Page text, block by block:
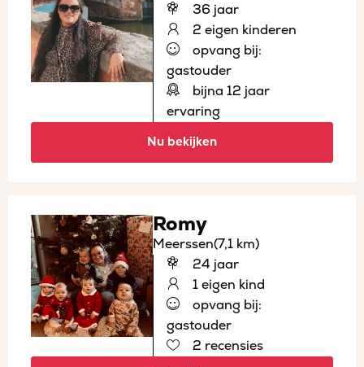
36 jaar
2 eigen kinderen
opvang bij:
gastouder
bijna 12 jaar
ervaring
Nu bekijken
Romy
Meerssen(7,1 km)
24 jaar
1 eigen kind
opvang bij:
gastouder
2 recensies